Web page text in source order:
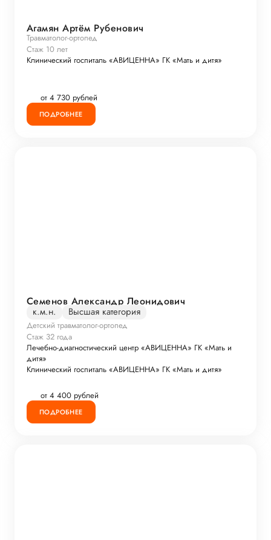
Агамян Артём Рубенович
Травматолог-ортопед
Стаж 10 лет
Клинический госпиталь «АВИЦЕННА» ГК «Мать и дитя»
от 4 730 рублей
ПОДРОБНЕЕ
Семенов Александр Леонидович
к.м.н. Высшая категория
Детский травматолог-ортопед
Стаж 32 года
Лечебно-диагностический центр «АВИЦЕННА» ГК «Мать и
дитя»
Клинический госпиталь «АВИЦЕННА» ГК «Мать и дитя»
от 4 400 рублей
ПОДРОБНЕЕ